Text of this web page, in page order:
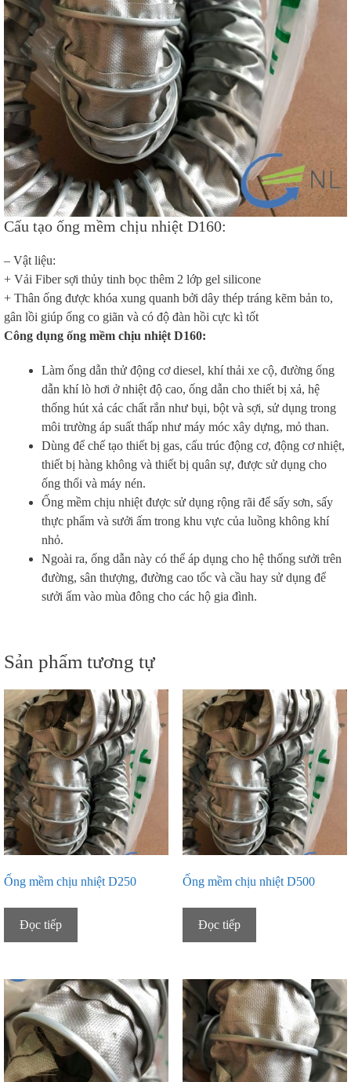
Cấu tạo ống mềm chịu nhiệt D160:
– Vật liệu:
+ Vải Fiber sợi thủy tinh bọc thêm 2 lớp gel silicone
+ Thân ống được khóa xung quanh bởi dây thép tráng kẽm bản to,
gân lồi giúp ống co giãn và có độ đàn hồi cực kì tốt
Công dụng ống mềm chịu nhiệt D160:
Làm ống dẫn thử động cơ diesel, khí thải xe cộ, đường ống
dẫn khí lò hơi ở nhiệt độ cao, ống dẫn cho thiết bị xả, hệ
thống hút xả các chất rắn như bụi, bột và sợi, sử dụng trong
môi trường áp suất thấp như máy móc xây dựng, mỏ than.
Dùng để chế tạo thiết bị gas, cấu trúc động cơ, động cơ nhiệt,
thiết bị hàng không và thiết bị quân sự, được sử dụng cho
ống thổi và máy nén.
Ống mềm chịu nhiệt được sử dụng rộng rãi để sấy sơn, sấy
thực phẩm và sưởi ấm trong khu vực của luồng không khí
nhỏ.
Ngoài ra, ống dẫn này có thể áp dụng cho hệ thống sưởi trên
đường, sân thượng, đường cao tốc và cầu hay sử dụng để
sưởi ấm vào mùa đông cho các hộ gia đình.
Sản phẩm tương tự
Ống mềm chịu nhiệt D250
Đọc tiếp
Ống mềm chịu nhiệt D500
Đọc tiếp